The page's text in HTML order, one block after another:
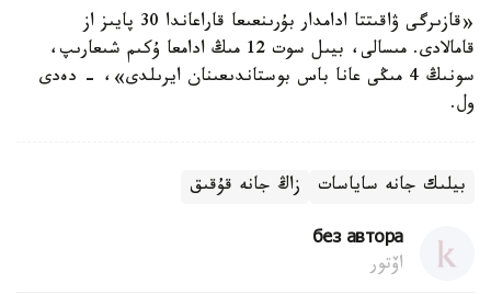
«قازىرگى ۋاقىتتا ادامدار بۇرىنعىعا قاراعاندا 30 پايىز از
قامالادى. مىسالى، بيىل سوت 12 مىڭ ادامعا ۇكىم شىعارىپ،
سونىڭ 4 مىڭى عانا باس بوستاندىعىنان ايرىلدى»، - دەدى
ول.
بيلىك جانە ساياسات زاڭ جانە قۇقىق
без автора
اۆتور